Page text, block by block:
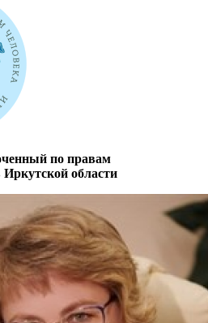
по правам
Иркутской области